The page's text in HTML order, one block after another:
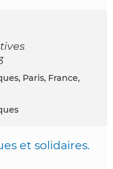
et solidaires.